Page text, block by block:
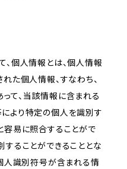
、個人情報とは、個人情報
た個人情報、すなわち、
て、当該情報に含まれる
より特定の個人を識別す
容易に照合することがで
することができることとな
人識別符号が含まれる情